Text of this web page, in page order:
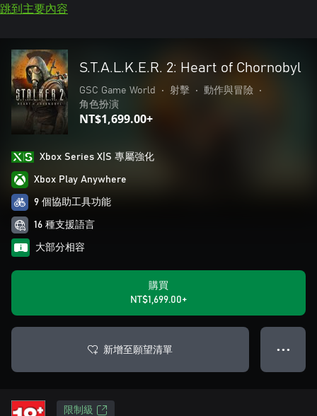
跳到主要內容
S.T.A.L.K.E.R. 2: Heart of Chornobyl
GSC Game World • 射擊 • 動作與冒險
•
角色扮演
NT$1,699.00+
Xbox Series X|S 專屬強化
Xbox Play Anywhere
9 個協助工具功能
16 種支援語言
大部分相容
購買
NT$1,699.00+
新增至願望清單 ● ● ●
限制級